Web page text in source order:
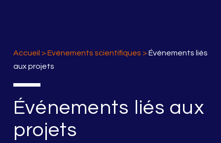
Accueil >Evénements scientifiques >Événements liés
aux projets
Événements liés aux
projets